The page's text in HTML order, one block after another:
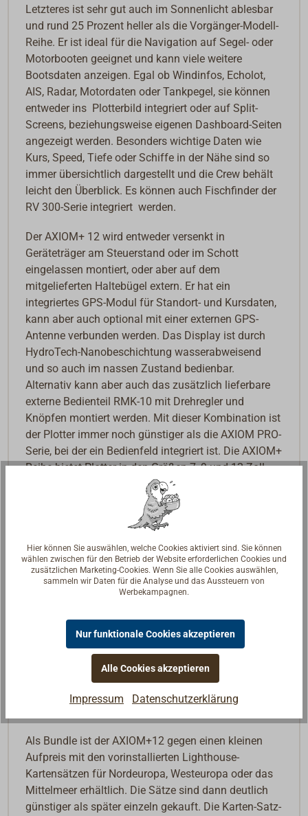
Letzteres ist sehr gut auch im Sonnenlicht ablesbar
und rund 25 Prozent heller als die Vorgänger-Modell-
Reihe. Er ist ideal für die Navigation auf Segel- oder
Motorbooten geeignet und kann viele weitere
Bootsdaten anzeigen. Egal ob Windinfos, Echolot,
AIS, Radar, Motordaten oder Tankpegel, sie können
entweder ins Plotterbild integriert oder auf Split-
Screens, beziehungsweise eigenen Dashboard-Seiten
angezeigt werden. Besonders wichtige Daten wie
Kurs, Speed, Tiefe oder Schiffe in der Nähe sind so
immer übersichtlich dargestellt und die Crew behält
leicht den Überblick. Es können auch Fischfinder der
RV 300-Serie integriert werden.
Der AXIOM+ 12 wird entweder versenkt in
Geräteträger am Steuerstand oder im Schott
eingelassen montiert, oder aber auf dem
mitgelieferten Haltebügel extern. Er hat ein
integriertes GPS-Modul für Standort- und Kursdaten,
kann aber auch optional mit einer externen GPS-
Antenne verbunden werden. Das Display ist durch
HydroTech-Nanobeschichtung wasserabweisend
und so auch im nassen Zustand bedienbar.
Alternativ kann aber auch das zusätzlich lieferbare
externe Bedienteil RMK-10 mit Drehregler und
Knöpfen montiert werden. Mit dieser Kombination ist
der Plotter immer noch günstiger als die AXIOM PRO-
Serie, bei der ein Bedienfeld integriert ist. Die AXIOM+
Reihe bietet Plotter in den Größen 7, 9 und 12 Zoll.
Der AXIOM+ läuft mit dem Betriebssystem
Lighthouse 4 und kann wahlweise die eigens von
Raymarine entwickelten Lighthouse-Kartensätze
oder Navionics Karten darstellen. Zum Software-
Umfang gehört auch Autorouting, das spielend
einfach Routenvorschläge für ein gewähltes Ziel
erstellt. Für Segler sehr interessant ist auch die
Zeitpunkt für Wenden oder Halsen an der Kreuz in
Richtung Ziel zu bestimmen. Dafür können im Plotter
die Polar-Daten des eigenen Schiffes hinterlegt
werden., viele Yachtmodelle sind bereits
vorinstalliert. So können die Manöver ideal geplant
Als Bundle ist der AXIOM+12 gegen einen kleinen
Aufpreis mit den vorinstallierten Lighthouse-
Kartensätzen für Nordeuropa, Westeuropa oder das
Mittelmeer erhältlich. Die Sätze sind dann deutlich
günstiger als später einzeln gekauft. Die Karten-Satz-
Hier können Sie auswählen, welche Cookies aktiviert sind. Sie können
wählen zwischen für den Betrieb der Website erforderlichen Cookies und
zusätzlichen Marketing-Cookies. Wenn Sie alle Cookies auswählen,
sammeln wir Daten für die Analyse und das Aussteuern von
Werbekampagnen.
Nur funktionale Cookies akzeptieren
Alle Cookies akzeptieren
Impressum Datenschutzerklärung